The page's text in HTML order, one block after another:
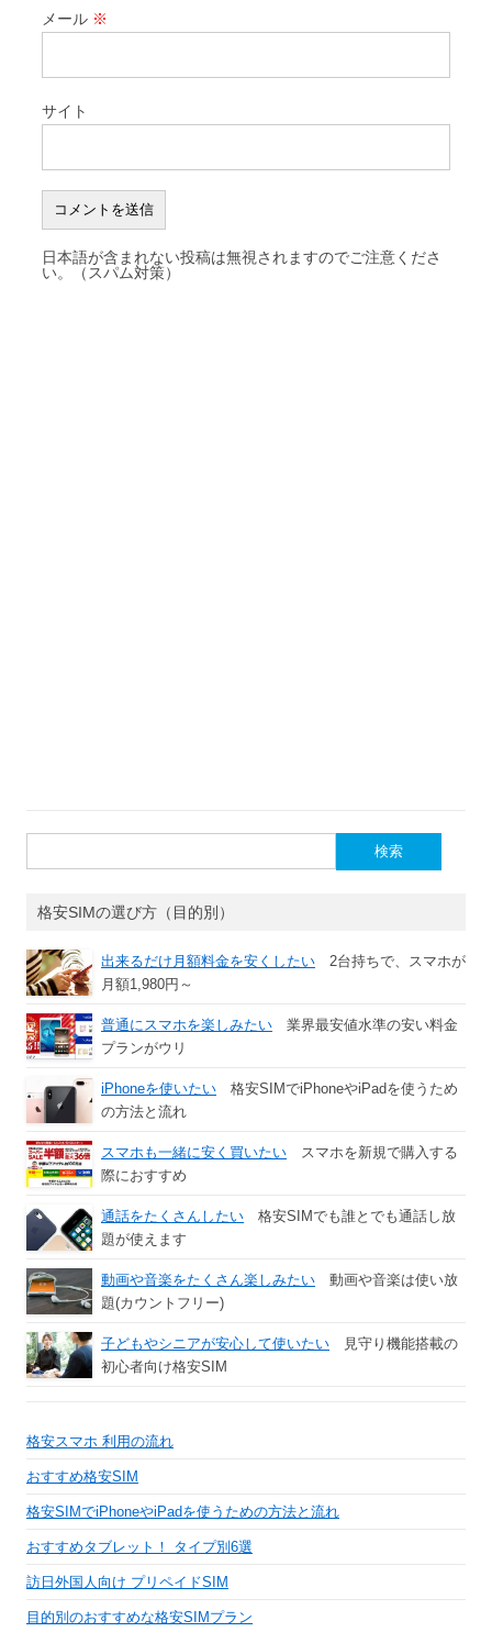
メール ※
サイト
日本語が含まれない投稿は無視されますのでご注意くださ
い。（スパム対策）
索:
格安SIMの選び方（目的別）
出来るだけ月額料金を安くしたい 2台持ちで、スマホが
月額1,980円～
普通にスマホを楽しみたい 業界最安値水準の安い料金
プランがウリ
iPhoneを使いたい 格安SIMでiPhoneやiPadを使うため
の方法と流れ
スマホも一緒に安く買いたい スマホを新規で購入する
際におすすめ
通話をたくさんしたい 格安SIMでも誰とでも通話し放
題が使えます
動画や音楽をたくさん楽しみたい 動画や音楽は使い放
題(カウントフリー)
子どもやシニアが安心して使いたい 見守り機能搭載の
初心者向け格安SIM
格安スマホ 利用の流れ
おすすめ格安SIM
格安SIMでiPhoneやiPadを使うための方法と流れ
おすすめタブレット！ タイプ別6選
訪日外国人向け プリペイドSIM
目的別のおすすめな格安SIMプラン